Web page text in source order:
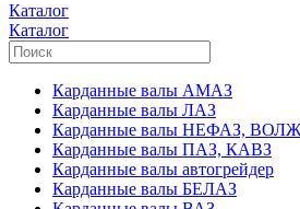
Каталог
Каталог
Карданные валы АМАЗ
Карданные валы ЛАЗ
Карданные валы НЕФАЗ,
Карданные валы ПАЗ, КАВЗ
Карданные валы автогрейдер
Карданные валы БЕЛАЗ